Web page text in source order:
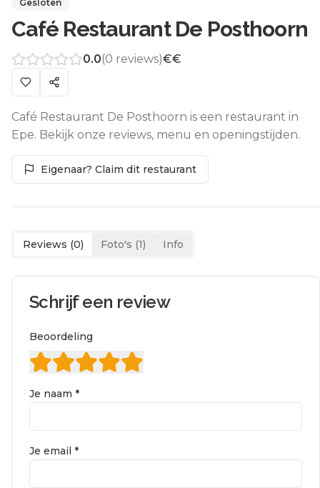
Gesloten
Café Restaurant De Posthoorn
0.0(0 reviews)€€
Café Restaurant De Posthoorn is een restaurant in
Epe. Bekijk onze reviews, menu en openingstijden.
Eigenaar? Claim dit restaurant
Reviews (0) Foto's (1) Info
Schrijf een review
Beoordeling
Je naam *
Je email *